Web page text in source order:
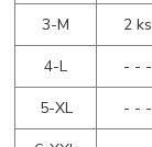
3-M
2 ks
4-L
- - -
5-XL
- - -